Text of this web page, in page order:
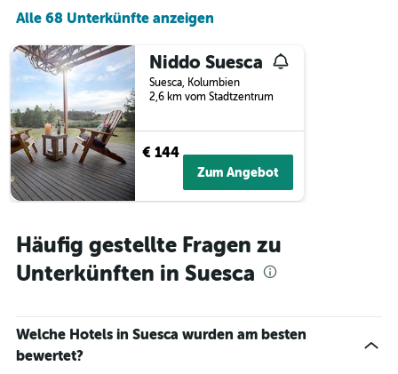
aggregiert
nach
Sternebewertung.
Das
Diagramm
hat
1
X-
Achse,
die
die
Sternen
anzeigt
Das
1
Achse,
Alle 68 Unterkünfte anzeigen
Niddo Suesca
Suesca, Kolumbien
2,6 km vom Stadtzentrum
€ 144
Zum Angebot
Häufig gestellte Fragen zu
Unterkünften in Suesca
Welche Hotels in Suesca wurden am besten
bewertet?